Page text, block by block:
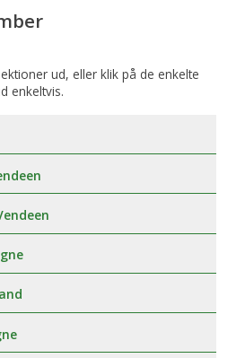
ud, eller klik på de enkelte
enkeltvis.